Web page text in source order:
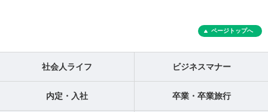
ページトップへ
社会人ライフ ビジネスマナー
内定・入社 卒業・卒業旅行